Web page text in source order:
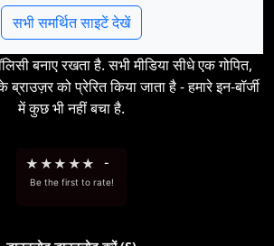
सभी समर्थित साइटें देखें
बनाए रखता है. सभी मीडिया सीधे एक गोपित,
को प्रेरित किया जाता है - हमारे इन-बॉर्जी
में कुछ भी नहीं बचा है.
★ ★★ ★★ -
Be the first to rate!